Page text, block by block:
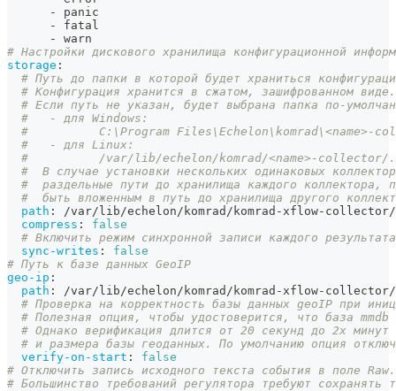
-
panic
-
fatal
-
warn
# Настройки дискового хранилища конфигурационной
storage :
# Путь до папки в которой будет храниться
# Конфигурация хранится в сжатом, зашифрованном виде.
# Если путь не указан, будет выбрана папка по-
#   - для Windows:
#          C:\Program Files\Echelon\komrad\<name>-
#   - для Linux:
#          /var/lib/echelon/komrad/<name>-collector/
#  В случае установки нескольких одинаковых
#  раздельные пути до хранилища каждого коллектора,
#  быть вложенным в путь до хранилища другого
path : /var/lib/echelon/komrad/komrad - xflow- collector/
compress :
false
# Включить режим синхронной записи каждого
sync-writes :
false
# Путь к базе данных GeoIP
geo-ip :
path : /var/lib/echelon/komrad/komrad - xflow- collector/
# Проверка на корректность базы данных geoIP при
# Полезная опция, чтобы удостоверится, что база
# Однако верификация длится от 20 секунд до 2х минут
# и размера базы геоданных. По умолчанию опция
verify-on-start :
false
# Отключить запись исходного текста события в поле Raw.
# Большинство требований регулятора требуют сохранять